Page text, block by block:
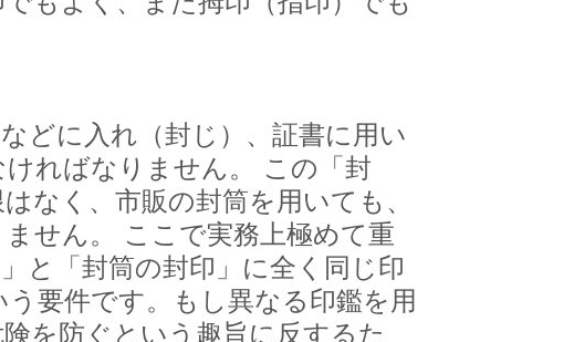
どに入れ（封じ）、証書に用い
ればなりません。 この「封
なく、市販の封筒を用いても、
せん。 ここで実務上極めて重
と「封筒の封印」に全く同じ印
要件です。もし異なる印鑑を用
を防ぐという趣旨に反するた